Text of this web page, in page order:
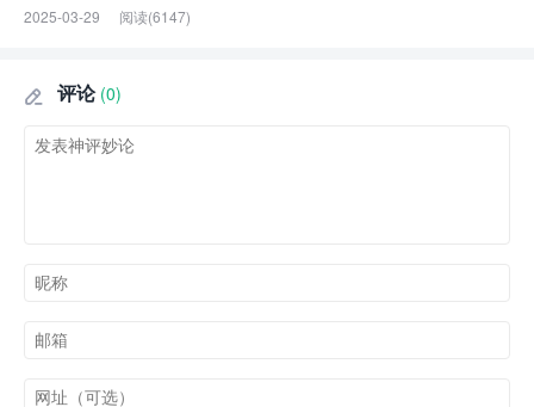
2025-03-29 阅读(6147)
 评论 (0)